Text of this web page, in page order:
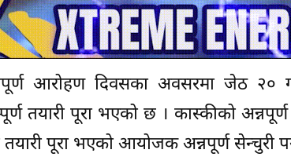
आरोहण दिवसका अवसरमा जेठ २०
तयारी पूरा भएको छ । कास्कीको
तयारी पूरा भएको आयोजक अन्नपूर्ण सेन्चुरी